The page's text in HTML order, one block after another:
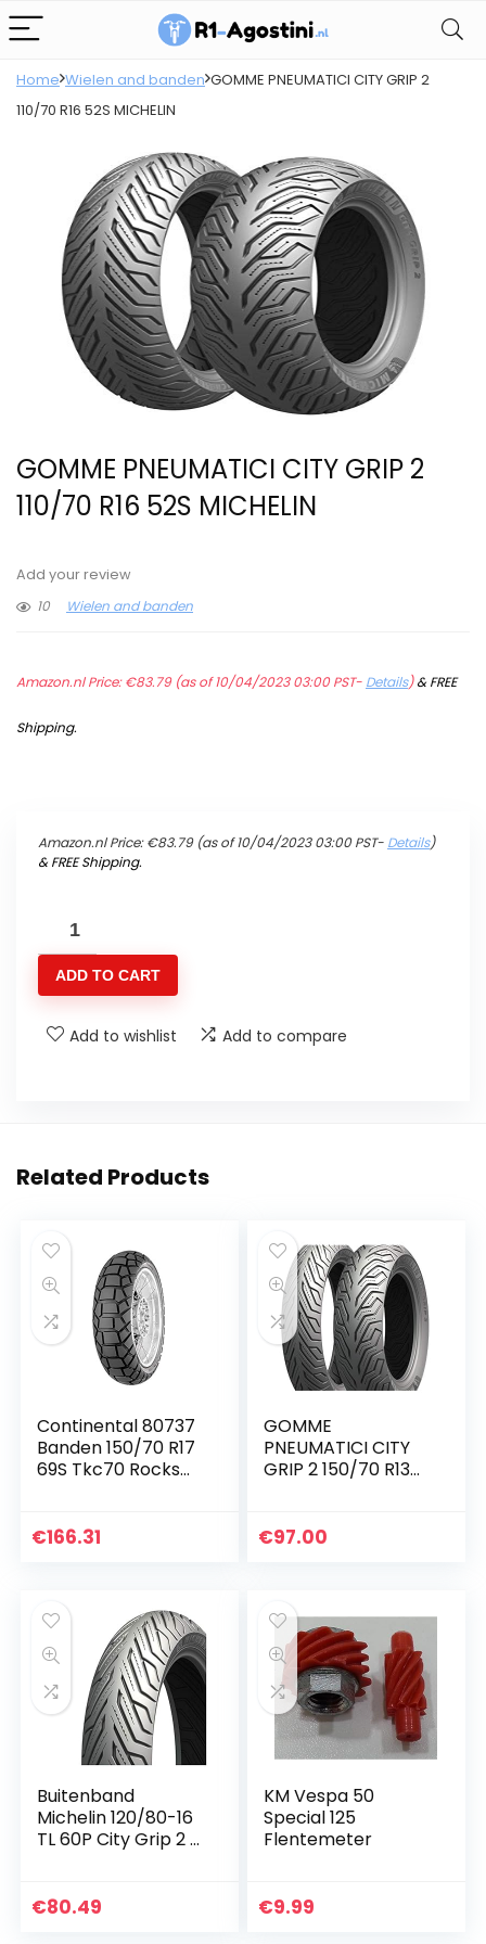
Home Wielen and banden GOMME PNEUMATICI CITY GRIP 2
110/70 R16 52S MICHELIN
GOMME PNEUMATICI CITY GRIP 2
110/70 R16 52S MICHELIN
Add your review
10
Wielen and banden
Amazon.nl Price:€83.79(as of 10/04/2023 03:00 PST- Details)&FREE
Shipping.
Amazon.nl Price:€83.79(as of 10/04/2023 03:00 PST- Details)
&FREE Shipping.
GOMME
PNEUMATICI
CITY
quantity
ADD TO CART
Add to wishlist Add to compare
Related Products
Continental 80737
Banden 150/70 R17
69S Tkc70 Rocks
€166.31
GOMME
PNEUMATICI CITY
GRIP 2 150/70 R13
€97.00
Buitenband
Michelin 120/80-16
TL 60P City Grip 2 –
€80.49
KM Vespa 50
Special 125
Flentemeter
€9.99